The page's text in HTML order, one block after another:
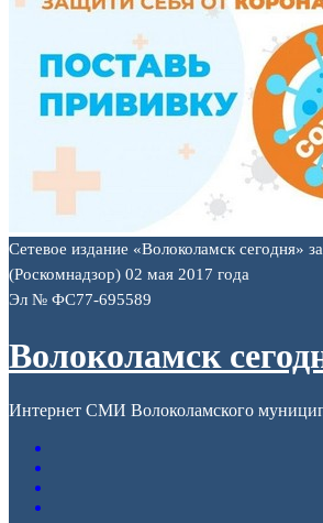
Сетевое издание «Волоколамск сегодня»
(Роскомнадзор) 02 мая 2017 года
Эл № ФС77-695589
Волоколамск
Интернет СМИ Волоколамского